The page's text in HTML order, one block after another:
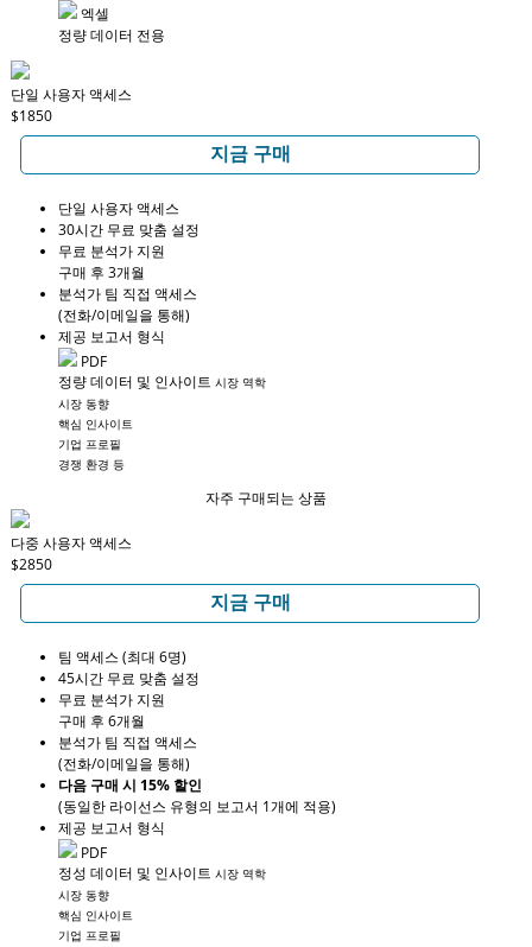
엑셀
정량 데이터 전용
단일 사용자 액세스
$1850
지금 구매
단일 사용자 액세스
30시간 무료 맞춤 설정
무료 분석가 지원
구매 후 3개월
분석가 팀 직접 액세스
(전화/이메일을 통해)
제공 보고서 형식
PDF
정량 데이터 및 인사이트 시장 역학
시장 동향
핵심 인사이트
기업 프로필
경쟁 환경 등
자주 구매되는 상품
다중 사용자 액세스
$2850
지금 구매
팀 액세스 (최대 6명)
45시간 무료 맞춤 설정
무료 분석가 지원
구매 후 6개월
분석가 팀 직접 액세스
(전화/이메일을 통해)
다음 구매 시 15% 할인
(동일한 라이선스 유형의 보고서 1개에 적용)
제공 보고서 형식
PDF
정성 데이터 및 인사이트 시장 역학
시장 동향
핵심 인사이트
기업 프로필